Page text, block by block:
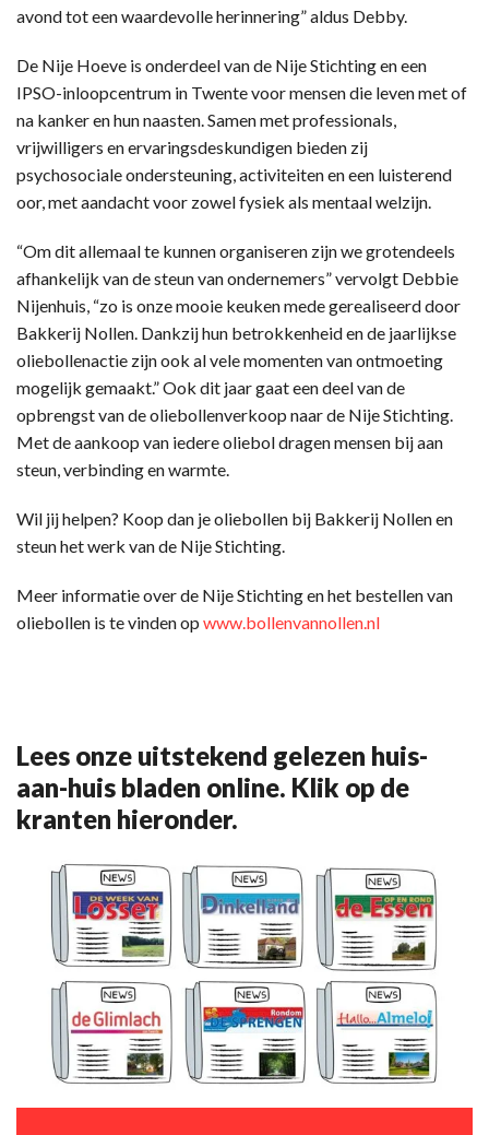
avond tot een waardevolle herinnering” aldus Debby.
De Nije Hoeve is onderdeel van de Nije Stichting en een
IPSO-inloopcentrum in Twente voor mensen die leven met of
na kanker en hun naasten. Samen met professionals,
vrijwilligers en ervaringsdeskundigen bieden zij
psychosociale ondersteuning, activiteiten en een luisterend
oor, met aandacht voor zowel fysiek als mentaal welzijn.
“Om dit allemaal te kunnen organiseren zijn we grotendeels
afhankelijk van de steun van ondernemers” vervolgt Debbie
Nijenhuis, “zo is onze mooie keuken mede gerealiseerd door
Bakkerij Nollen. Dankzij hun betrokkenheid en de jaarlijkse
oliebollenactie zijn ook al vele momenten van ontmoeting
mogelijk gemaakt.” Ook dit jaar gaat een deel van de
opbrengst van de oliebollenverkoop naar de Nije Stichting.
Met de aankoop van iedere oliebol dragen mensen bij aan
steun, verbinding en warmte.
Wil jij helpen? Koop dan je oliebollen bij Bakkerij Nollen en
steun het werk van de Nije Stichting.
Meer informatie over de Nije Stichting en het bestellen van
oliebollen is te vinden op www.bollenvannollen.nl
Lees onze uitstekend gelezen huis-
aan-huis bladen online. Klik op de
kranten hieronder.